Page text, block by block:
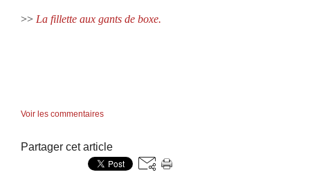
>> La fillette aux gants de boxe.
Voir les commentaires
Partager cet article